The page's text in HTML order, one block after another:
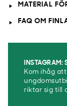
MATERIAL
FAQ OM
Kom ihåg
riktar sig till